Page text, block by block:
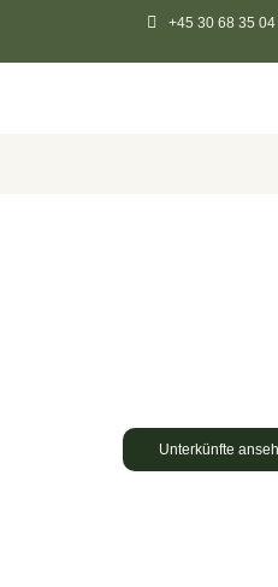
+45 30 68 35 04
Unterkünfte